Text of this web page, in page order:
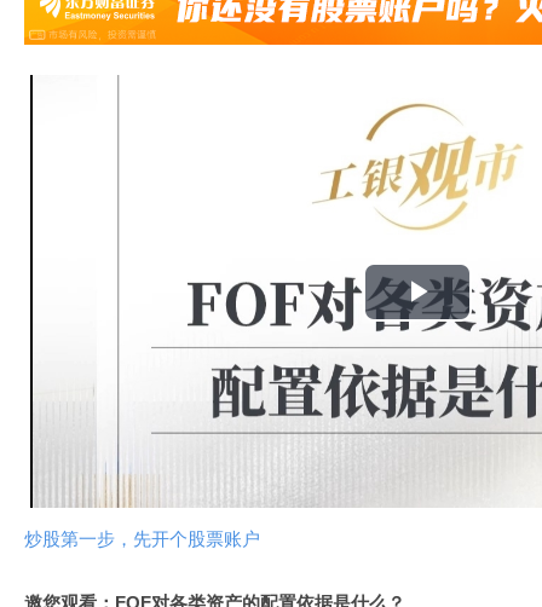
播
放
视
炒股第一步，先开个股票账户
邀您观看：FOF对各类资产的配置依据是什么？